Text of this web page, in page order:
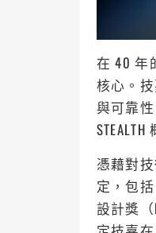
在 40 年
核心。
與可靠
憑藉對
定，包括
設計獎（